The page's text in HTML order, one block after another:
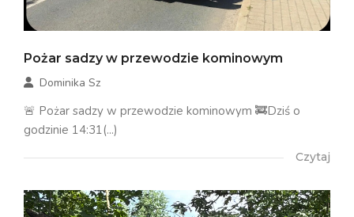
Pożar sadzy w przewodzie kominowym
Dominika Sz
🚨 Pożar sadzy w przewodzie kominowym 🚒Dziś o
godzinie 14:31(...)
Czytaj